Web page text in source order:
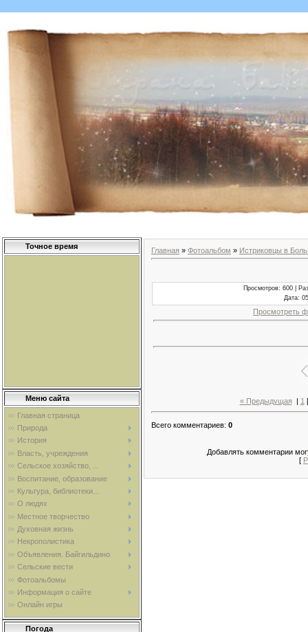
Точное время
Меню сайта
Главная страница
Природа
История
Власть, учреждения
Сельское хозяйство, ...
Воспитание, образование
Культура, библиотеки...
О людях
Местное творчество
Духовная жизнь
Некрополистика
Объявления. Байгильдино
Сельские вести
Фотоальбомы
Информация о сайте
Онлайн игры
Погода
Главная » Фотоальбом » Истриковцы в
Просмотров: 600 |
Дата:
Просмотреть
« Предыдущая 1 [
Всего комментариев: 0
Добавлять комментарии
[